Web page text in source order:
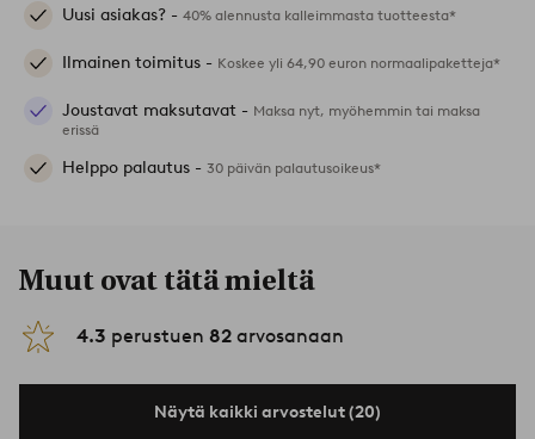
Uusi asiakas? - 40% alennusta kalleimmasta tuotteesta*
Ilmainen toimitus - Koskee yli 64,90 euron normaalipaketteja*
Joustavat maksutavat - Maksa nyt, myöhemmin tai maksa
erissä
Helppo palautus - 30 päivän palautusoikeus*
Muut ovat tätä mieltä
4.3 perustuen 82 arvosanaan
Näytä kaikki arvostelut (20)